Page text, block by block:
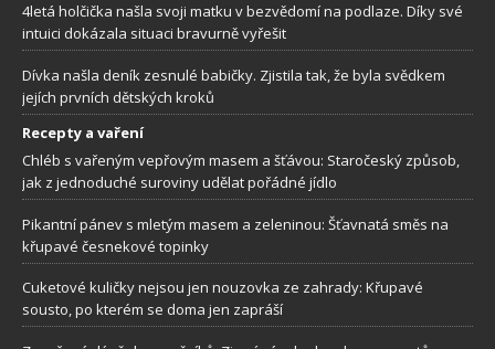
4letá holčička našla svoji matku v bezvědomí na podlaze. Díky své
intuici dokázala situaci bravurně vyřešit
Dívka našla deník zesnulé babičky. Zjistila tak, že byla svědkem
jejích prvních dětských kroků
Recepty a vaření
Chléb s vařeným vepřovým masem a šťávou: Staročeský způsob,
jak z jednoduché suroviny udělat pořádné jídlo
Pikantní pánev s mletým masem a zeleninou: Šťavnatá směs na
křupavé česnekové topinky
Cuketové kuličky nejsou jen nouzovka ze zahrady: Křupavé
sousto, po kterém se doma jen zapráší